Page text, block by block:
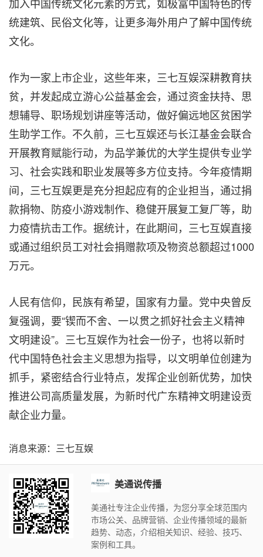
统建筑、民俗文化等，让更多海外用户了解中国传统
文化。
作为一家上市企业，这些年来，三七互娱深耕教育扶
贫，并发起成立游心公益基金会，通过资金扶持、思
想辅导、职场规划讲座等活动，做好偏远地区贫困学
生助学工作。不久前，三七互娱还与长江基金会联合
开展教育赋能行动，为品学兼优的大学生提供专业学
习、社会实践和职业发展等多方位支持。今年疫情期
间，三七互娱更是充分担起应有的企业担当，通过捐
款捐物、防疫小游戏制作、稳健开展复工复厂等，助
力疫情抗击工作。据统计，在此期间，三七互娱直接
或通过组织员工对社会捐赠款项及物资总额超过1000
万元。
人民有信仰，民族有希望，国家有力量。 党中央曾反
复强调，要“锲而不舍、一以贯之抓好社会主义精神
文明建设”。三七互娱作为社会一份子，也将以新时
代中国特色社会主义思想为指导，以文明单位创建为
抓手，紧密结合行业特点，发挥企业创新优势，加快
推进公司高质量发展，为新时代广东精神文明建设贡
献企业力量。
消息来源：三七互娱
美通说传播
美通社专注企业传播，为您分享全球范围内
市场公关、品牌营销、企业传播领域的最新
趋势、动态，介绍相关知识、经验、技巧、
案例和工具。